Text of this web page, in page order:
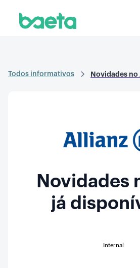
Todos informativos Novidades
Novidades
já
Internal